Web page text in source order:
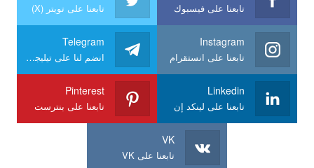
تابعنا على فيسبوك تابعنا على تويتر (X)
Instagram
تابعنا على انستقرام
Telegram
انضم لنا على تيليجرام
Linkedin
تابعنا على لينكد إن
Pinterest
تابعنا على بنترست
VK
تابعنا على VK